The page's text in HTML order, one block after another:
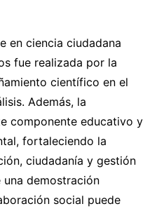
en ciencia ciudadana
fue realizada por la
científico en el
Además, la
componente educativo y
fortaleciendo la
ciudadanía y gestión
una demostración
social puede